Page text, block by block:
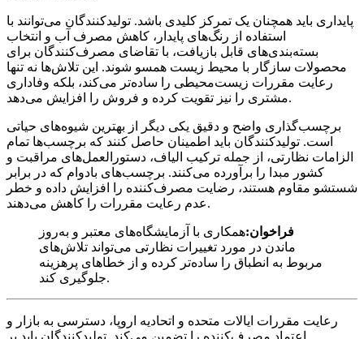
پایداری باید همچنان یک تمرکز کلیدی باشد. تولیدکنندگان می‌توانند با
استفاده از رنگ‌های پایدار، کاهش مصرف آب و انتخاب
بسته‌بندی‌های قابل بازیافت، با تقاضای مصرف‌کنندگان برای
محصولات سازگار با محیط زیست همسو شوند. این تلاش‌ها نه تنها
رعایت مقررات زیست‌محیطی را ساده‌تر می‌کند، بلکه وفاداری
مشتری را نیز تقویت کرده و فروش را افزایش می‌دهد.
برچسب‌گذاری واضح و دقیق یکی دیگر از بهترین شیوه‌های حیاتی
است. تولیدکنندگان باید اطمینان حاصل کنند که برچسب‌ها تمام
الزامات نظارتی، از جمله ترکیب الیاف، دستورالعمل‌های مراقبت و
کشور مبدا را برآورده می‌کنند. برچسب‌های بادوام که در برابر
شستشو مقاوم هستند، رضایت مصرف‌کننده را افزایش داده و خطر
عدم رعایت مقررات را کاهش می‌دهند.
فراخوان:همکاری با آزمایشگاه‌های معتبر و به‌روز
ماندن در مورد تغییرات نظارتی می‌تواند تلاش‌های
مربوط به انطباق را ساده‌تر کرده و از خطاهای پرهزینه
جلوگیری کند.
رعایت مقررات ایالات متحده و اتحادیه اروپا، دسترسی به بازار و
اعتماد مصرف‌کننده را تضمین می‌کند. تولیدکنندگان باید بر